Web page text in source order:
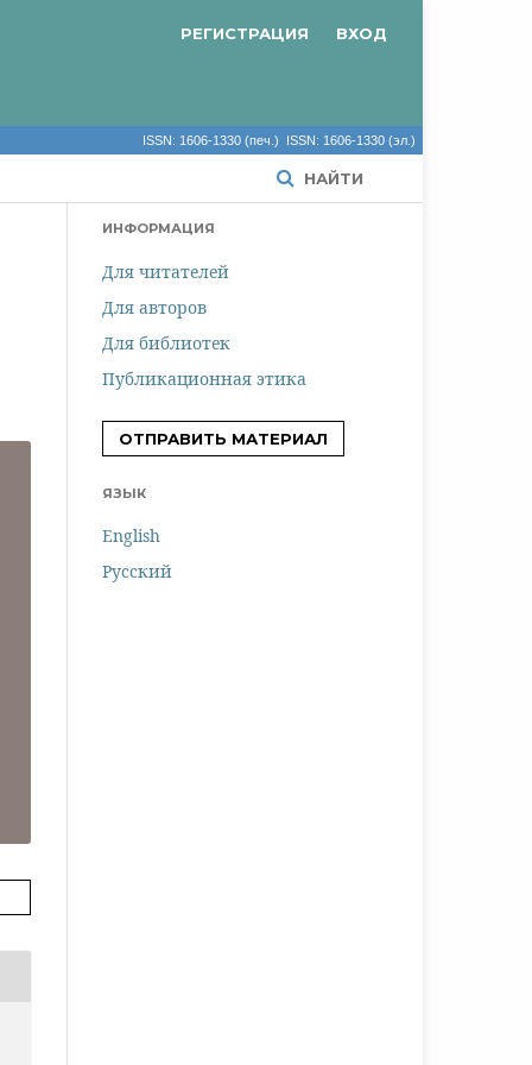
ISSN: 1606-1330 (печ.) ISSN: 1606-1330 (эл.)
НАЙТИ
РЕГИСТРАЦИЯ ВХОД
ИНФОРМАЦИЯ
Для читателей
Для авторов
Для библиотек
Публикационная этика
ОТПРАВИТЬ МАТЕРИАЛ
ЯЗЫК
English
Русский